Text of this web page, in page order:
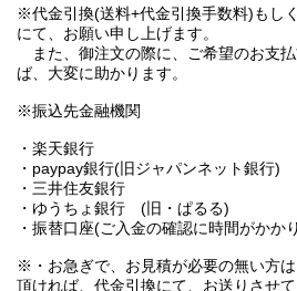
※代金引換(送料+代金引換手数料)もし
にて、お願い申し上げます。
また、御注文の際に、ご希望のお支
ば、大変に助かります。
※振込先金融機関
・楽天銀行
・paypay銀行(旧ジャパンネット銀行)
・三井住友銀行
・ゆうちょ銀行 (旧・ぱるる)
・振替口座(ご入金の確認に時間がかか
※・お急ぎで、お見積が必要の無い方
頂ければ、代金引換にて、お送りさせ